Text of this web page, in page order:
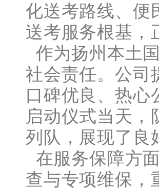
化送考路线、便
送考服务根基
作为扬州本土
社会责任。公司
口碑优良、热心
启动仪式当天，
列队，展现了良
在服务保障方
查与专项维保，